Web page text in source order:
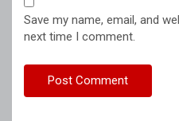
Save my name, email, and
next time I comment.